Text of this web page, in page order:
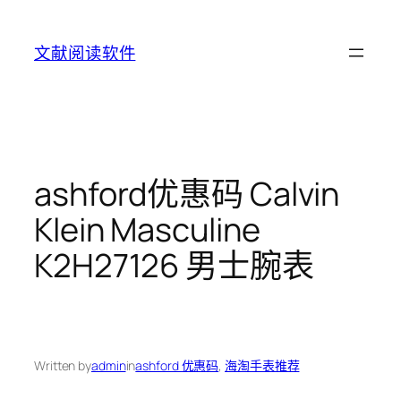
content
文献阅读软件
ashford优惠码 Calvin
Klein Masculine
K2H27126 男士腕表
Written byadmininashford 优惠码, 海淘手表推荐